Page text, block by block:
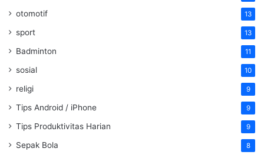
otomotif 13
sport 13
Badminton 11
sosial 10
religi 9
Tips Android / iPhone 9
Tips Produktivitas Harian 9
Sepak Bola 8